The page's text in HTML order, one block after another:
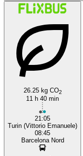
26.25 kg CO2
11 h 40 min
21:05
Turin (Vittorio Emanuele)
08:45
Barcelona Nord